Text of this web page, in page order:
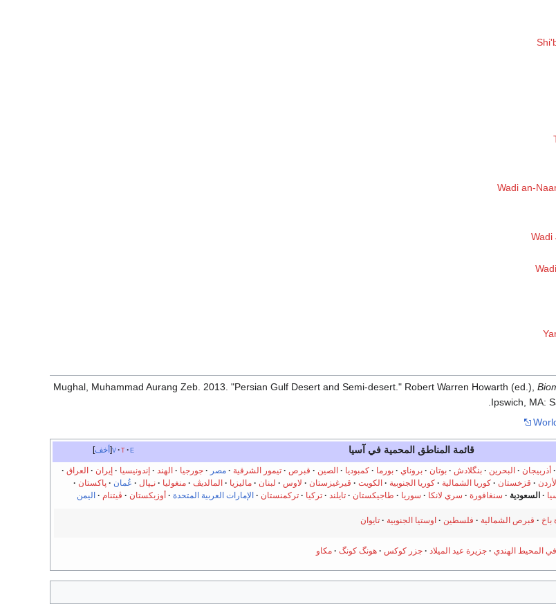
Wadi an-
Wadi
Mughal, Muhammad Aurang Zeb. 2013. "Persian Gulf Desert and Semi-desert." Robert Warren Howarth (ed.),
Ipswich, MA:
أخف v t e قائمة المناطق المحمية في آسيا
أذربيجان البحرين بنگلادش بوتان بروناي بورما كمبوديا الصين قبرص تيمور الشرقية مصر جورجيا الهند إندونيسيا إيران
العراق
الأردن قزخستان كوريا الشمالية كوريا الجنوبية الكويت قيرغيزستان لاوس لبنان ماليزيا المالديڤ منغوليا نـِپال عُمان
پاكستان
السعودية سنغافورة سري لانكا سوريا طاجيكستان تايلند تركيا تركمنستان الإمارات العربية المتحدة أوزبكستان ڤيتنام اليمن
باخ قبرص الشمالية فلسطين اوستيا الجنوبية تايوان
في المحيط الهندي جزيرة عيد الميلاد جزر كوكس هونگ كونگ مكاو